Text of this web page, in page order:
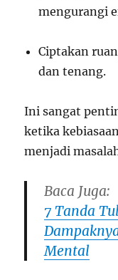
mengurangi
Ciptakan
dan tenang.
Ini sangat
ketika
menjadi
Baca Juga:
7 Tanda
Mental